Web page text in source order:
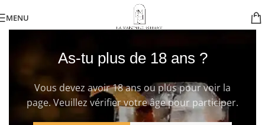
As-tu plus de 18 ans ?
Vous devez avoir 18 ans ou plus pour voir la
page. Veuillez vérifier votre âge pour participer.
MENU